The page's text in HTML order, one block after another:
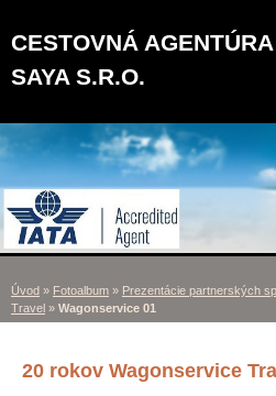
CESTOVNÁ AGENTÚRA
SAYA S.R.O.
Úvod » Fotoalbum » Prezentácie partnerských
Travel » Wagonservice 01
20 rokov Wagonservice